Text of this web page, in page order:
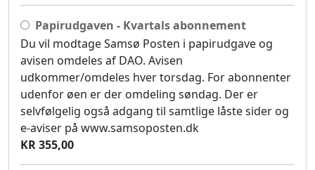
Papirudgaven - Kvartals abonnement
Du vil modtage Samsø Posten i papirudgave og
avisen omdeles af DAO. Avisen
udkommer/omdeles hver torsdag. For abonnenter
udenfor øen er der omdeling søndag. Der er
selvfølgelig også adgang til samtlige låste sider og
e-aviser på www.samsoposten.dk
KR 355,00